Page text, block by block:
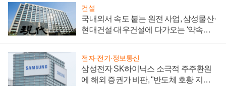
건설
국내외서 속도 붙는 원전 사업, 삼성물산·
현대건설·대우건설에 다가오는 '약속의
전자·전기·정보통신
삼성전자 SK하이닉스 소극적 주주환원
에 해외 증권가 비판, "반도체 호황 지속